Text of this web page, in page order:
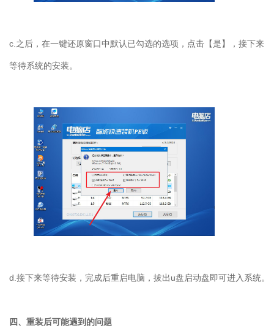
c. 之后，在一键还原窗口中默认已勾选的选项，点击【是】，接下来
等待系统的安装。
d. 接下来等待安装，完成后重启电脑，拔出u盘启动盘即可进入系统。
四、重装后可能遇到的问题